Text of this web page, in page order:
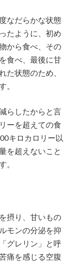
なだらかな状態
たように、初め
から食べ、その
食べ、最後に甘
た状態のため、
。
らしたからと言
ーを超えての食
キロカロリー以
を超えないこと
。
摂り、甘いもの
モンの分泌を抑
グレリン」と呼
痛を感じる空腹